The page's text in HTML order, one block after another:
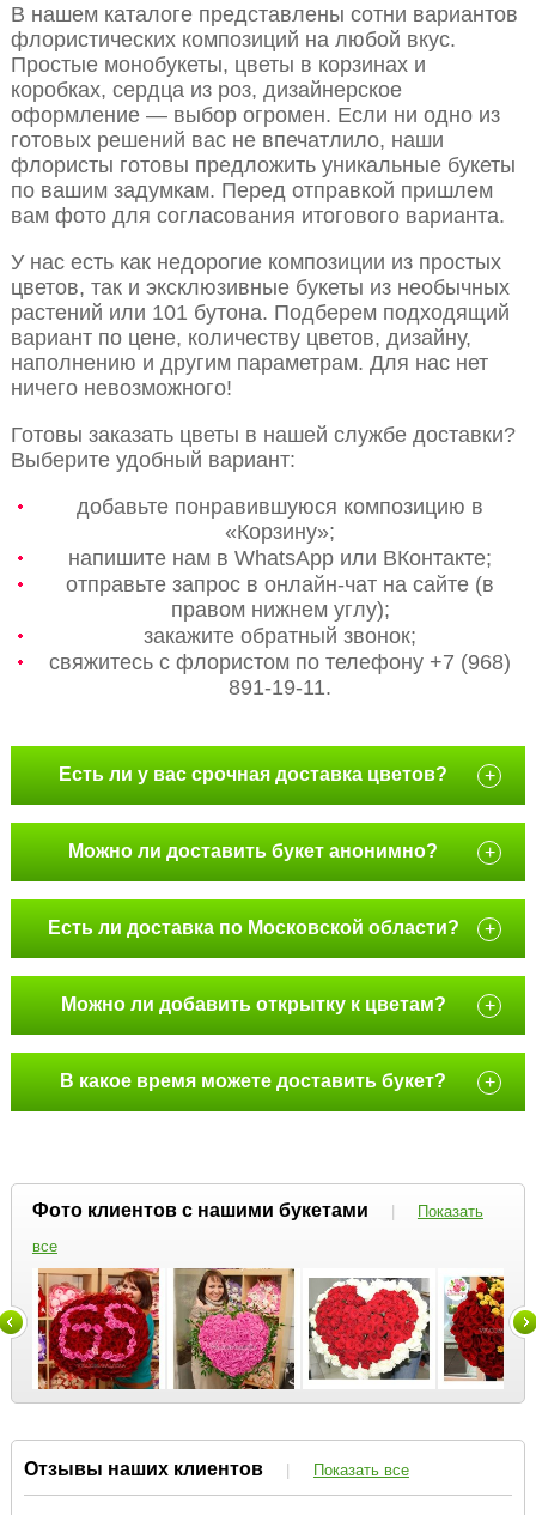
В нашем каталоге представлены сотни вариантов
флористических композиций на любой вкус.
Простые монобукеты, цветы в корзинах и
коробках, сердца из роз, дизайнерское
оформление — выбор огромен. Если ни одно из
готовых решений вас не впечатлило, наши
флористы готовы предложить уникальные букеты
по вашим задумкам. Перед отправкой пришлем
вам фото для согласования итогового варианта.
У нас есть как недорогие композиции из простых
цветов, так и эксклюзивные букеты из необычных
растений или 101 бутона. Подберем подходящий
вариант по цене, количеству цветов, дизайну,
наполнению и другим параметрам. Для нас нет
ничего невозможного!
Готовы заказать цветы в нашей службе доставки?
Выберите удобный вариант:
добавьте понравившуюся композицию в
«Корзину»;
напишите нам в WhatsApp или ВКонтакте;
отправьте запрос в онлайн-чат на сайте (в
правом нижнем углу);
закажите обратный звонок;
свяжитесь с флористом по телефону +7 (968)
891-19-11.
Есть ли у вас срочная доставка цветов? +
Можно ли доставить букет анонимно? +
Есть ли доставка по Московской области? +
Можно ли добавить открытку к цветам? +
В какое время можете доставить букет? +
Фото клиентов с нашими букетами |
Показать
все
Отзывы наших клиентов | Показать все